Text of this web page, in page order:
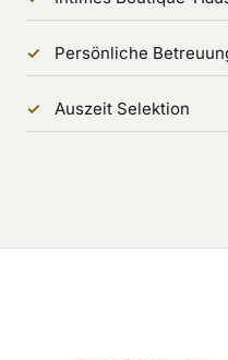
Persönliche
Auszeit Selektion